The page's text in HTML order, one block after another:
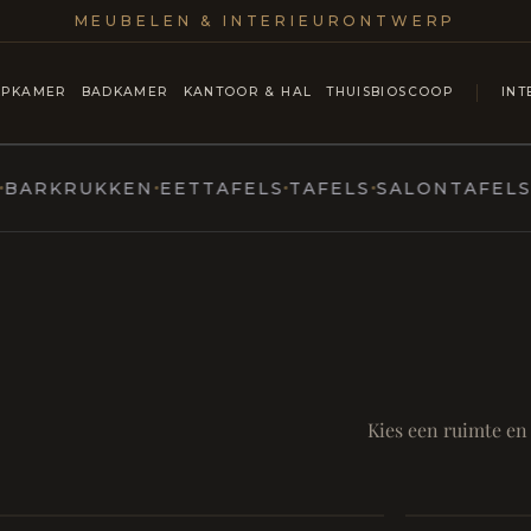
MEUBELEN & INTERIEURONTWERP
BADKAMER KANTOOR & HAL THUISBIOSCOOP
EETTAFELS TAFELS SALONTAFELS &
Kies een ruimte